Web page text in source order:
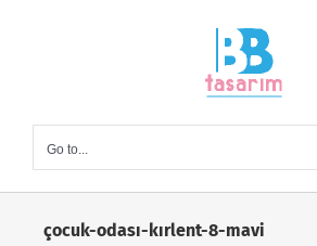
Go to...
çocuk-odası-kırlent-8-mavi